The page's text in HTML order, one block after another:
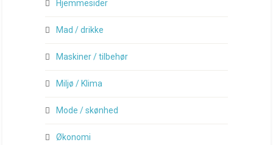
Hjemmesider
Mad / drikke
Maskiner / tilbehør
Miljø / Klima
Mode / skønhed
Økonomi